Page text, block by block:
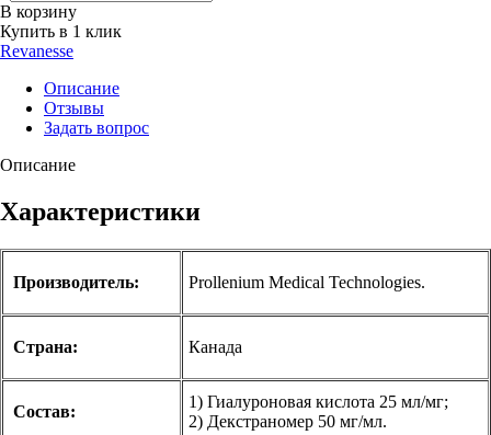
В корзину
Купить в 1 клик
Revanesse
Описание
Отзывы
Задать вопрос
Описание
Характеристики
Производитель: Prollenium Medical Technologies.
Страна: Канада
Состав:
1) Гиалуроновая кислота 25 мл/мг;
2) Декстраномер 50 мг/мл.